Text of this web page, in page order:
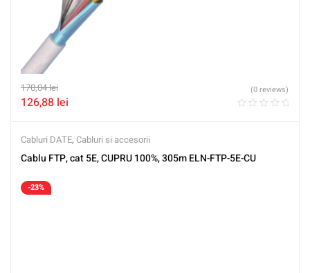
170,04lei
126,88 lei
(0 reviews)
Cabluri DATE, Cabluri si accesorii
Cablu FTP, cat 5E, CUPRU 100%, 305m ELN-FTP-5E-CU
-23%